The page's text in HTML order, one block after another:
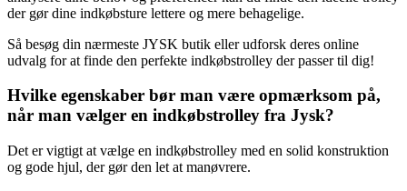
der gør dine indkøbsture lettere og mere behagelige.
Så besøg din nærmeste JYSK butik eller udforsk deres online
udvalg for at finde den perfekte indkøbstrolley der passer til dig!
Hvilke egenskaber bør man være opmærksom på,
når man vælger en indkøbstrolley fra Jysk?
Det er vigtigt at vælge en indkøbstrolley med en solid konstruktion
og gode hjul, der gør den let at manøvrere.